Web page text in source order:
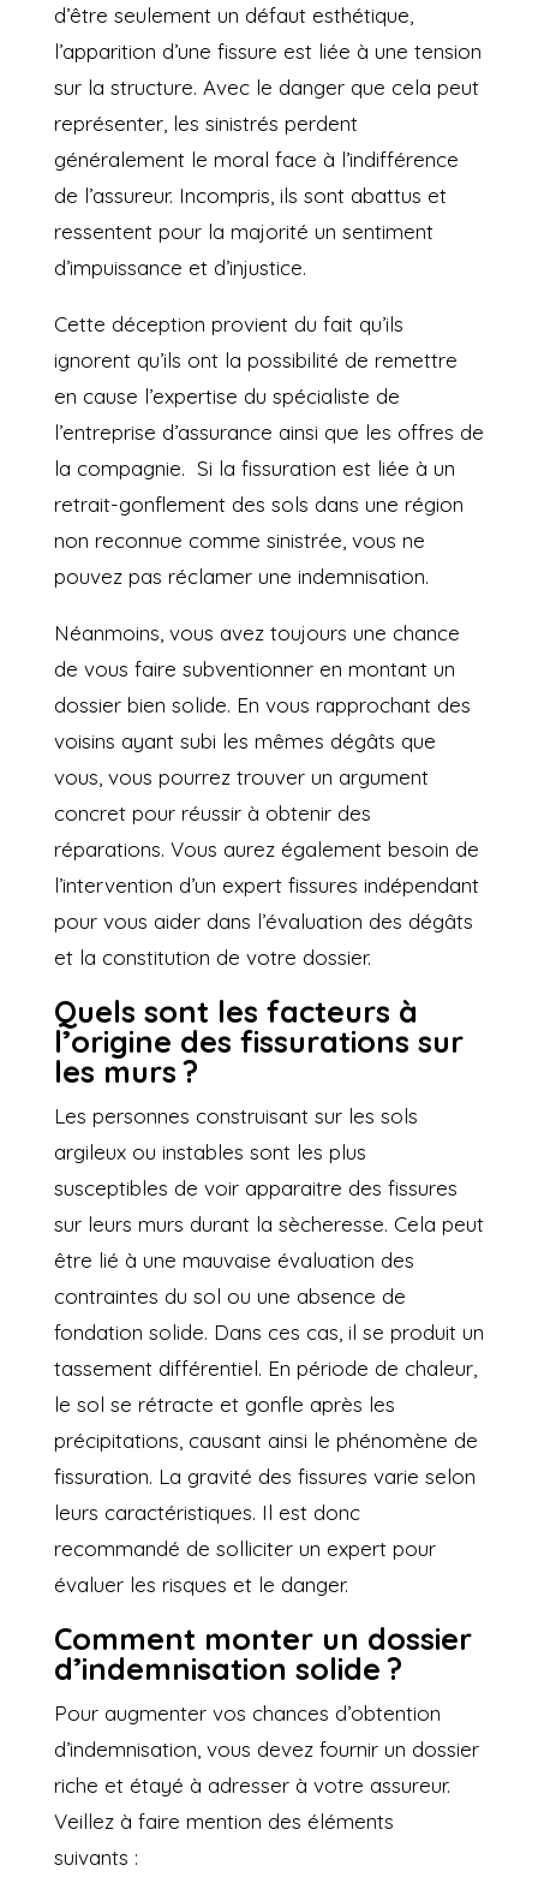
d’être seulement un défaut esthétique,
l’apparition d’une fissure est liée à une tension
sur la structure. Avec le danger que cela peut
représenter, les sinistrés perdent
généralement le moral face à l’indifférence
de l’assureur. Incompris, ils sont abattus et
ressentent pour la majorité un sentiment
d’impuissance et d’injustice.
Cette déception provient du fait qu’ils
ignorent qu’ils ont la possibilité de remettre
en cause l’expertise du spécialiste de
l’entreprise d’assurance ainsi que les offres de
la compagnie. Si la fissuration est liée à un
retrait-gonflement des sols dans une région
non reconnue comme sinistrée, vous ne
pouvez pas réclamer une indemnisation.
Néanmoins, vous avez toujours une chance
de vous faire subventionner en montant un
dossier bien solide. En vous rapprochant des
voisins ayant subi les mêmes dégâts que
vous, vous pourrez trouver un argument
concret pour réussir à obtenir des
réparations. Vous aurez également besoin de
l’intervention d’un expert fissures indépendant
pour vous aider dans l’évaluation des dégâts
et la constitution de votre dossier.
Quels sont les facteurs à
l’origine des fissurations sur
les murs ?
Les personnes construisant sur les sols
argileux ou instables sont les plus
susceptibles de voir apparaitre des fissures
sur leurs murs durant la sècheresse. Cela peut
être lié à une mauvaise évaluation des
contraintes du sol ou une absence de
fondation solide. Dans ces cas, il se produit un
tassement différentiel. En période de chaleur,
le sol se rétracte et gonfle après les
précipitations, causant ainsi le phénomène de
fissuration. La gravité des fissures varie selon
leurs caractéristiques. Il est donc
recommandé de solliciter un expert pour
évaluer les risques et le danger.
Comment monter un dossier
d’indemnisation solide ?
Pour augmenter vos chances d’obtention
d’indemnisation, vous devez fournir un dossier
riche et étayé à adresser à votre assureur.
Veillez à faire mention des éléments
suivants :